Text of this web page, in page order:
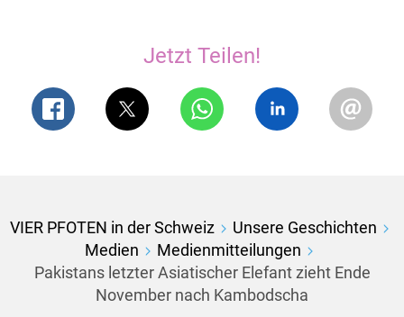
Jetzt Teilen!
VIER PFOTEN in der Schweiz
Unsere Geschichten
Medien
Medienmitteilungen
Pakistans letzter Asiatischer Elefant zieht Ende
November nach Kambodscha